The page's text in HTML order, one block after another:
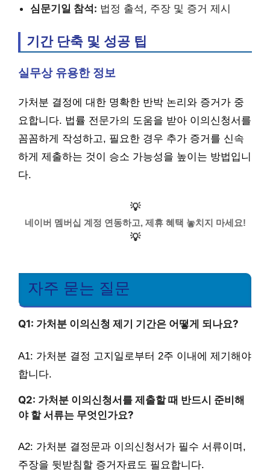
심문기일 참석: 법정 출석, 주장 및 증거 제시
기간 단축 및 성공 팁
실무상 유용한 정보
가처분 결정에 대한 명확한 반박 논리와 증거가 중
요합니다. 법률 전문가의 도움을 받아 이의신청서를
꼼꼼하게 작성하고, 필요한 경우 추가 증거를 신속
하게 제출하는 것이 승소 가능성을 높이는 방법입니
다.
💡
네이버 멤버십 계정 연동하고, 제휴 혜택 놓치지 마세요!
💡
자주 묻는 질문
Q1: 가처분 이의신청 제기 기간은 어떻게 되나요?
A1: 가처분 결정 고지일로부터 2주 이내에 제기해야
합니다.
Q2: 가처분 이의신청서를 제출할 때 반드시 준비해
야 할 서류는 무엇인가요?
A2: 가처분 결정문과 이의신청서가 필수 서류이며,
주장을 뒷받침할 증거자료도 필요합니다.